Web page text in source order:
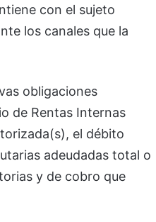
con el sujeto
los canales que la
obligaciones
de Rentas Internas
el débito
adeudadas total o
y de cobro que